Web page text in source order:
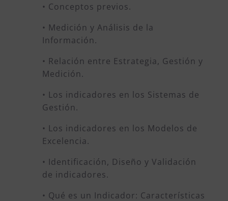
• Conceptos previos.
• Medición y Análisis de la
Información.
• Relación entre Estrategia, Gestión y
Medición.
• Los indicadores en los Sistemas de
Gestión.
• Los indicadores en los Modelos de
Excelencia.
• Identificación, Diseño y Validación
de indicadores.
• Qué es un Indicador: Características